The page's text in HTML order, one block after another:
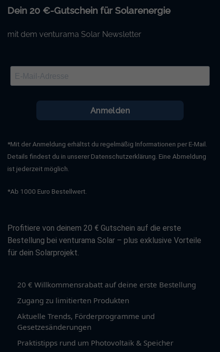
Dein 20 €-Gutschein für Solarenergie
mit dem venturama Solar Newsletter
Anmelden
*Mit der Anmeldung erhältst du regelmäßig Informationen per E-Mail.
Details findest du in unserer Datenschutzerklärung. Eine Abmeldung
ist jederzeit möglich.
*Ab 1000 Euro Bestellwert.
Profitiere von deinem 20 € Gutschein auf die erste
Bestellung bei venturama Solar – plus exklusive Vorteile
für dein Solarprojekt.
20 € Willkommensrabatt auf deine erste Bestellung
Zugang zu limitierten Produkten
Aktuelle Trends, Förderprogramme und
Gesetzesänderungen
Praktistipps rund um Photovoltaik & Speicher